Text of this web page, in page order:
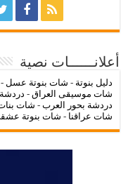
أعلانــــــات نصية
دليل بنوتة - شات بنوتة عسل -
شات موسيقى العراق -
دردشة بحور العرب - شات
شات عراقنا - شات بنوتة